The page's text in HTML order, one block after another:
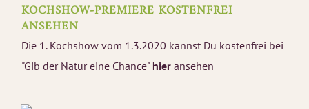
KOCHSHOW-PREMIERE KOSTENFREI
ANSEHEN
Die 1. Kochshow vom 1.3.2020 kannst Du kostenfrei bei
"Gib der Natur eine Chance" hier ansehen